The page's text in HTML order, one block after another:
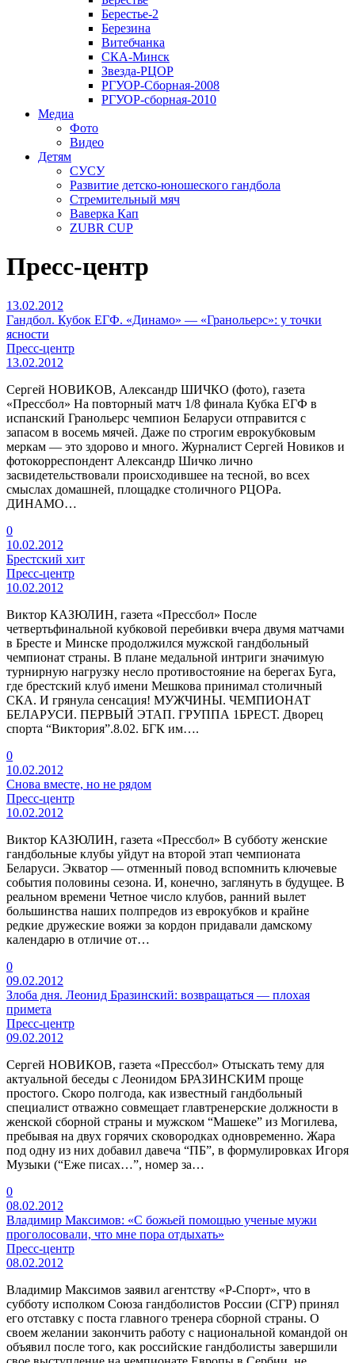
Берестье-2
Березина
Витебчанка
СКА-Минск
Звезда-РЦОР
РГУОР-Сборная-2008
РГУОР-сборная-2010
Медиа
Фото
Видео
Детям
СУСУ
Развитие детско-юношеского гандбола
Стремительный мяч
Ваверка Кап
ZUBR CUP
Пресс-центр
13.02.2012
Гандбол. Кубок ЕГФ. «Динамо» — «Гранольерс»: у точки
ясности
Пресс-центр
13.02.2012
Сергей НОВИКОВ, Александр ШИЧКО (фото), газета
«Прессбол» На повторный матч 1/8 финала Кубка ЕГФ в
испанский Гранольерс чемпион Беларуси отправится с
запасом в восемь мячей. Даже по строгим еврокубковым
меркам — это здорово и много. Журналист Сергей Новиков и
фотокорреспондент Александр Шичко лично
засвидетельствовали происходившее на тесной, во всех
смыслах домашней, площадке столичного РЦОРа.
ДИНАМО…
0
10.02.2012
Брестский хит
Пресс-центр
10.02.2012
Виктор КАЗЮЛИН, газета «Прессбол» После
четвертьфинальной кубковой перебивки вчера двумя матчами
в Бресте и Минске продолжился мужской гандбольный
чемпионат страны. В плане медальной интриги значимую
турнирную нагрузку несло противостояние на берегах Буга,
где брестский клуб имени Мешкова принимал столичный
СКА. И грянула сенсация! МУЖЧИНЫ. ЧЕМПИОНАТ
БЕЛАРУСИ. ПЕРВЫЙ ЭТАП. ГРУППА 1БРЕСТ. Дворец
спорта “Виктория”.8.02. БГК им….
0
10.02.2012
Снова вместе, но не рядом
Пресс-центр
10.02.2012
Виктор КАЗЮЛИН, газета «Прессбол» В субботу женские
гандбольные клубы уйдут на второй этап чемпионата
Беларуси. Экватор — отменный повод вспомнить ключевые
события половины сезона. И, конечно, заглянуть в будущее. В
реальном времени Четное число клубов, ранний вылет
большинства наших полпредов из еврокубков и крайне
редкие дружеские вояжи за кордон придавали дамскому
календарю в отличие от…
0
09.02.2012
Злоба дня. Леонид Бразинский: возвращаться — плохая
примета
Пресс-центр
09.02.2012
Сергей НОВИКОВ, газета «Прессбол» Отыскать тему для
актуальной беседы с Леонидом БРАЗИНСКИМ проще
простого. Скоро полгода, как известный гандбольный
специалист отважно совмещает главтренерские должности в
женской сборной страны и мужском “Машеке” из Могилева,
пребывая на двух горячих сковородках одновременно. Жара
под одну из них добавил давеча “ПБ”, в формулировках Игоря
Музыки (“Еже писах…”, номер за…
0
08.02.2012
Владимир Максимов: «С божьей помощью ученые мужи
проголосовали, что мне пора отдыхать»
Пресс-центр
08.02.2012
Владимир Максимов заявил агентству «Р-Спорт», что в
субботу исполком Союза гандболистов России (СГР) принял
его отставку с поста главного тренера сборной страны. О
своем желании закончить работу с национальной командой он
объявил после того, как российские гандболисты завершили